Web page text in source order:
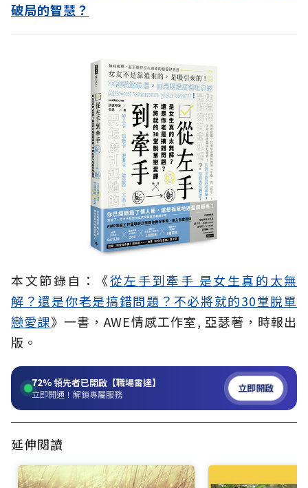
破局的智慧？
本文節錄自：《從左手到牽手 是女生真的太無
解？還是你老是搞錯問題？不必將就的30堂脫單
戀愛課》一書，AWE情感工作室, 亞瑟著，時報出
版。
72%領先者已開啟【職場雷達】
立即開通！解鎖專屬服務 立即開啟
延伸閱讀